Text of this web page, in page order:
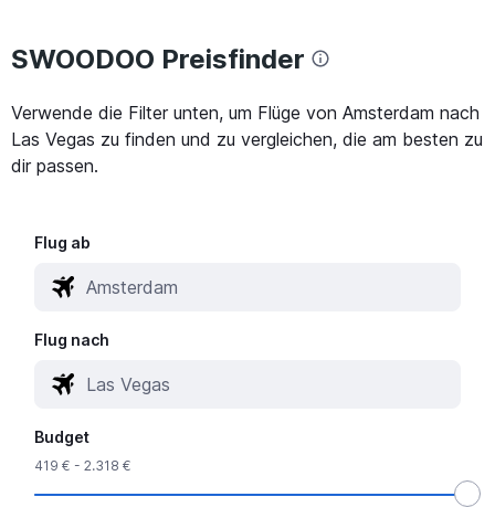
SWOODOO Preisfinder
Verwende die Filter unten, um Flüge von Amsterdam nach
Las Vegas zu finden und zu vergleichen, die am besten zu
dir passen.
Flug ab
Flug nach
Budget
419 € - 2.318 €